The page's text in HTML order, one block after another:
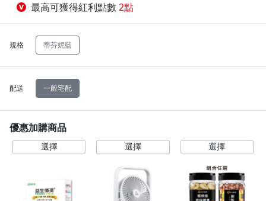
最高可獲得紅利點數 2點
規格 蒂芬妮藍
配送 一般宅配
優惠加購商品